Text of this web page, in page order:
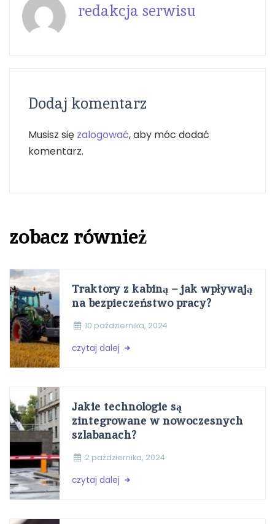
redakcja serwisu
Dodaj komentarz
Musisz się zalogować, aby móc dodać
komentarz.
zobacz również
Traktory z kabiną – jak wpływają
na bezpieczeństwo pracy?
10 października, 2024
czytaj dalej
Jakie technologie są
zintegrowane w nowoczesnych
szlabanach?
2 października, 2024
czytaj dalej